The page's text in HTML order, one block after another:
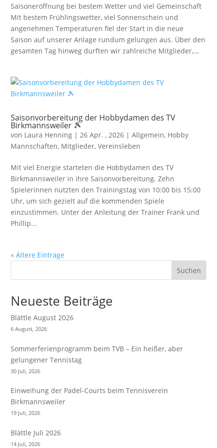
Saisoneröffnung bei bestem Wetter und viel Gemeinschaft
Mit bestem Frühlingswetter, viel Sonnenschein und
angenehmen Temperaturen fiel der Start in die neue
Saison auf unserer Anlage rundum gelungen aus. Über den
gesamten Tag hinweg durften wir zahlreiche Mitglieder,...
Saisonvorbereitung der Hobbydamen des TV
Birkmannsweiler 🎾
von Laura Henning |26 Apr. , 2026 |Allgemein, Hobby
Mannschaften, Mitglieder,Vereinsleben
Mit viel Energie starteten die Hobbydamen des TV
Birkmannsweiler in ihre Saisonvorbereitung. Zehn
Spielerinnen nutzten den Trainingstag von 10:00 bis 15:00
Uhr, um sich gezielt auf die kommenden Spiele
einzustimmen. Unter der Anleitung der Trainer Frank und
Phillip...
« Ältere Einträge
Suchen
Neueste Beiträge
Blättle August 2026
6 August, 2026
Sommerferienprogramm beim TVB – Ein heißer, aber
gelungener Tennistag
30 Juli, 2026
Einweihung der Padel-Courts beim Tennisverein
Birkmannsweiler
19 Juli, 2026
Blättle Juli 2026
14 Juli, 2026